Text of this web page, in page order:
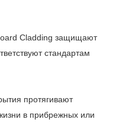
Cladding защищают
стандартам
протягивают
в прибрежных или